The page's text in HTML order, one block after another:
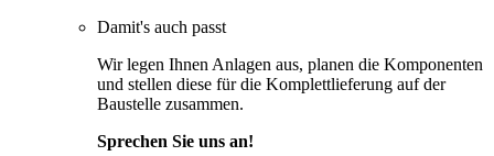
Damit's auch passt
Wir legen Ihnen Anlagen aus, planen die Komponenten
und stellen diese für die Komplettlieferung auf der
Baustelle zusammen.
Sprechen Sie uns an!